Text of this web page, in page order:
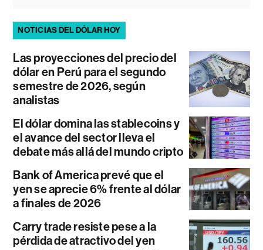
NOTICIAS DEL DÓLAR HOY
Las proyecciones del precio del
dólar en Perú para el segundo
semestre de 2026, según
analistas
El dólar domina las stablecoins y
el avance del sector lleva el
debate más allá del mundo cripto
Bank of America prevé que el
yen se aprecie 6% frente al dólar
a finales de 2026
Carry trade resiste pese a la
pérdida de atractivo del yen